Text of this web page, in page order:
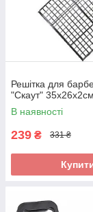
Решітка для
"Скаут" 35х26х2см
В наявності
239 ₴ 331 ₴